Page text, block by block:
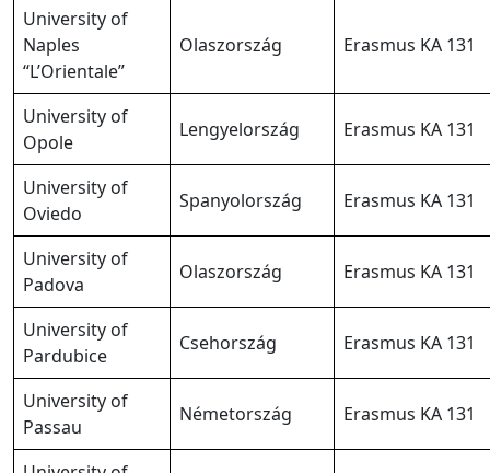
University of
Naples
“L’Orientale”
Olaszország Erasmus KA 131
University of
Opole
Lengyelország Erasmus KA 131
University of
Oviedo
Spanyolország Erasmus KA 131
University of
Padova
Olaszország Erasmus KA 131
University of
Pardubice
Csehország Erasmus KA 131
University of
Passau
Németország Erasmus KA 131